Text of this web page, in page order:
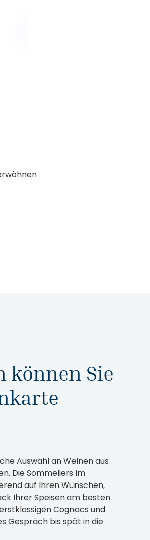
können Sie
Auswahl an Weinen aus
Die Sommeliers im
auf Ihren Wünschen,
Ihrer Speisen am besten
Cognacs und
Gespräch bis spät in die